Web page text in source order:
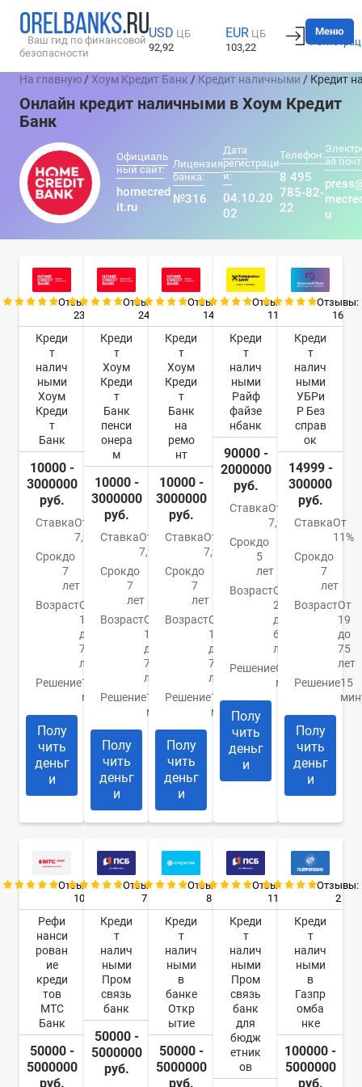
Ваш гид по финансовой
безопасности
USD ЦБ
92,92
EUR ЦБ
103,22
Вход
Меню
На главную / Хоум Кредит Банк / Кредит наличными / Кредит
Онлайн кредит наличными в Хоум Кредит
Банк
Официаль
ный сайт:
homecred
it.ru
Лицензия
банка:
№316
Дата
регистраци
и:
04.10.20
02
Телефон:
8 495
785-82-
22
ая
u
Отзывы:
23
Креди
т
налич
ными
Хоум
Креди
т
Банк
10000 -
3000000
руб.
СтавкаОт
7,9%
Срокдо
7
лет
ВозрастОт
18
до
70
лет
Решение1
минута
Полу
чить
деньг
и
Отзывы:
24
Креди
т
Хоум
Креди
т
Банк
пенси
онера
м
10000 -
3000000
руб.
СтавкаОт
7,9%
Срокдо
7
лет
ВозрастОт
18
до
70
лет
Решение1
минута
Полу
чить
деньг
и
Отзывы:
14
Креди
т
Хоум
Креди
т
Банк
на
ремо
нт
10000 -
3000000
руб.
СтавкаОт
7,9%
Срокдо
7
лет
ВозрастОт
18
до
70
лет
Решение1
минута
Полу
чить
деньг
и
Отзывы:
11
Креди
т
налич
ными
Райф
файзе
нбанк
90000 -
2000000
руб.
СтавкаОт
7,99%
Срокдо
5
лет
ВозрастОт
23
до
67
лет
РешениеОт 2
минут
Полу
чить
деньг
и
Отзывы:
16
Креди
т
налич
ными
УБРи
Р Без
справ
ок
14999 -
300000
руб.
СтавкаОт
11%
Срокдо
7
лет
ВозрастОт
19
до
75
лет
Решение15
Полу
чить
деньг
и
Отзывы:
10
Рефи
нанси
рован
ие
креди
тов
МТС
Банк
50000 -
5000000
руб.
Отзывы:
7
Креди
т
налич
ными
Пром
связь
банк
50000 -
5000000
руб.
Отзывы:
8
Креди
т
налич
ными
в
банке
Откр
ытие
50000 -
5000000
руб.
Отзывы:
11
Креди
т
налич
ными
Пром
связь
банк
для
бюдж
етник
ов
Отзывы:
2
Креди
т
налич
ными
в
Газпр
омба
нке
100000 -
5000000
руб.